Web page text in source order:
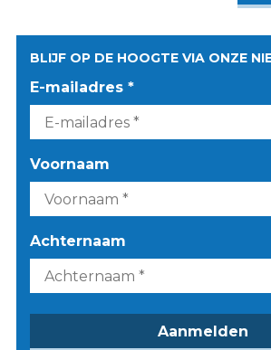
BLIJF OP DE HOOGTE VIA ONZE
E-mailadres *
Voornaam
Achternaam